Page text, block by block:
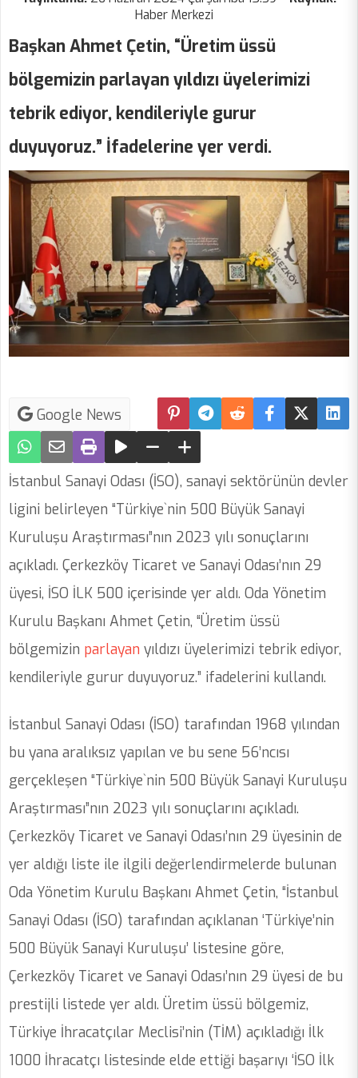
Haber Merkezi
Başkan Ahmet Çetin, “Üretim üssü
bölgemizin parlayan yıldızı üyelerimizi
tebrik ediyor, kendileriyle gurur
duyuyoruz.” İfadelerine yer verdi.
Google News
İstanbul Sanayi Odası (İSO), sanayi sektörünün devler
ligini belirleyen “Türkiye`nin 500 Büyük Sanayi
Kuruluşu Araştırması”nın 2023 yılı sonuçlarını
açıkladı. Çerkezköy Ticaret ve Sanayi Odası’nın 29
üyesi, İSO İLK 500 içerisinde yer aldı. Oda Yönetim
Kurulu Başkanı Ahmet Çetin, “Üretim üssü
bölgemizin parlayan yıldızı üyelerimizi tebrik ediyor,
kendileriyle gurur duyuyoruz.” ifadelerini kullandı.
İstanbul Sanayi Odası (İSO) tarafından 1968 yılından
bu yana aralıksız yapılan ve bu sene 56’ncısı
gerçekleşen “Türkiye`nin 500 Büyük Sanayi Kuruluşu
Araştırması”nın 2023 yılı sonuçlarını açıkladı.
Çerkezköy Ticaret ve Sanayi Odası’nın 29 üyesinin de
yer aldığı liste ile ilgili değerlendirmelerde bulunan
Oda Yönetim Kurulu Başkanı Ahmet Çetin, “İstanbul
Sanayi Odası (İSO) tarafından açıklanan ‘Türkiye’nin
500 Büyük Sanayi Kuruluşu’ listesine göre,
Çerkezköy Ticaret ve Sanayi Odası’nın 29 üyesi de bu
prestijli listede yer aldı. Üretim üssü bölgemiz,
Türkiye İhracatçılar Meclisi’nin (TİM) açıkladığı İlk
1000 İhracatçı listesinde elde ettiği başarıyı ‘İSO İlk